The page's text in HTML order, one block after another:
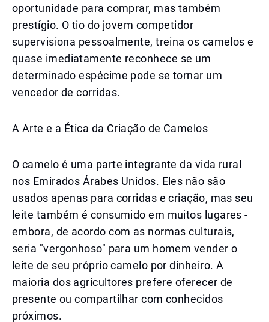
oportunidade para comprar, mas também
prestígio. O tio do jovem competidor
supervisiona pessoalmente, treina os camelos e
quase imediatamente reconhece se um
determinado espécime pode se tornar um
vencedor de corridas.
A Arte e a Ética da Criação de Camelos
O camelo é uma parte integrante da vida rural
nos Emirados Árabes Unidos. Eles não são
usados apenas para corridas e criação, mas seu
leite também é consumido em muitos lugares -
embora, de acordo com as normas culturais,
seria "vergonhoso" para um homem vender o
leite de seu próprio camelo por dinheiro. A
maioria dos agricultores prefere oferecer de
presente ou compartilhar com conhecidos
próximos.